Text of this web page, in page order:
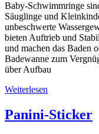
Baby‑Schwimmringe
Säuglinge und
unbeschwerte
bieten Auftrieb und
und machen das Baden
Badewanne zum
über Aufbau
Weiterlesen
Panini-Sticker